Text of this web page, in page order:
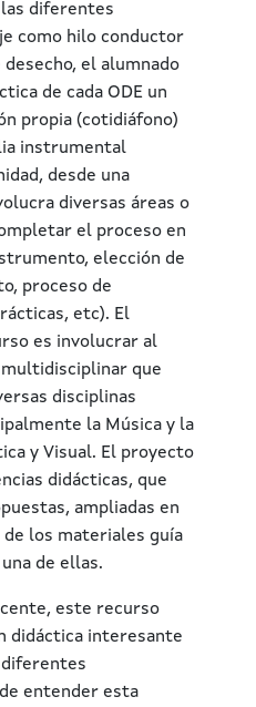
diferentes
como hilo conductor
el alumnado
de cada ODE un
propia (cotidiáfono)
instrumental
desde una
diversas áreas o
el proceso en
elección de
proceso de
etc). El
es involucrar al
que
disciplinas
la Música y la
y Visual. El proyecto
didácticas, que
ampliadas en
los materiales guía
de ellas.
este recurso
didáctica interesante
entender esta